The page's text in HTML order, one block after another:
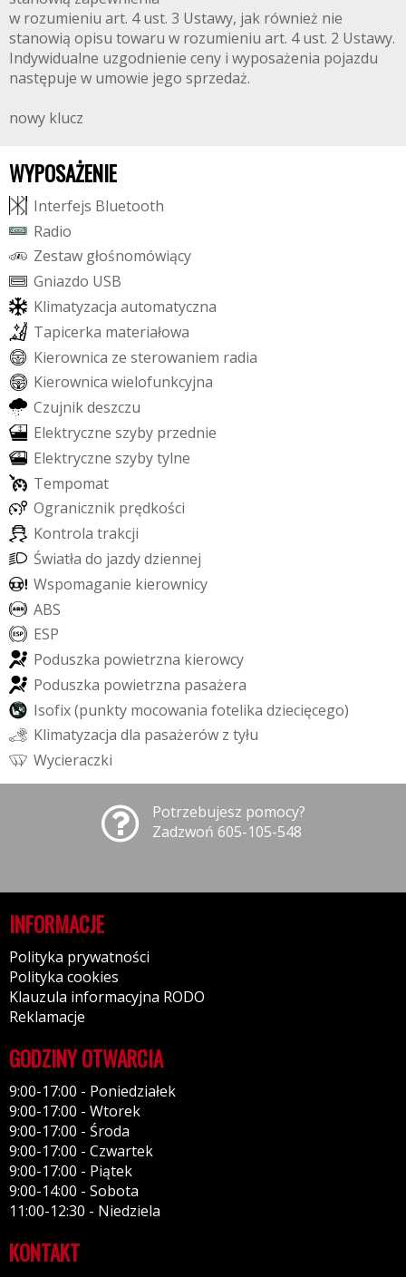
w rozumieniu art. 4 ust. 3 Ustawy, jak również nie
stanowią opisu towaru w rozumieniu art. 4 ust. 2 Ustawy.
Indywidualne uzgodnienie ceny i wyposażenia pojazdu
następuje w umowie jego sprzedaż.
nowy klucz
WYPOSAŻENIE
Interfejs Bluetooth
Radio
Zestaw głośnomówiący
Gniazdo USB
Klimatyzacja automatyczna
Tapicerka materiałowa
Kierownica ze sterowaniem radia
Kierownica wielofunkcyjna
Czujnikdeszczu
Elektryczne szyby przednie
Elektryczne szybytylne
Tempomat
Ogranicznik prędkości
Kontrola trakcji
Światła do jazdydziennej
Wspomaganie kierownicy
ABS
ESP
Poduszka powietrzna kierowcy
Poduszka powietrzna pasażera
Isofix(punkty mocowania fotelika dziecięcego)
Klimatyzacja dla pasażerów z tyłu
Wycieraczki
Potrzebujesz pomocy?
Zadzwoń 605-105-548
INFORMACJE
Polityka prywatności
Polityka cookies
Klauzula informacyjna RODO
Reklamacje
GODZINY OTWARCIA
9:00-17:00 - Poniedziałek
9:00-17:00 - Wtorek
9:00-17:00 - Środa
9:00-17:00 - Czwartek
9:00-17:00 - Piątek
9:00-14:00 - Sobota
11:00-12:30 - Niedziela
KONTAKT